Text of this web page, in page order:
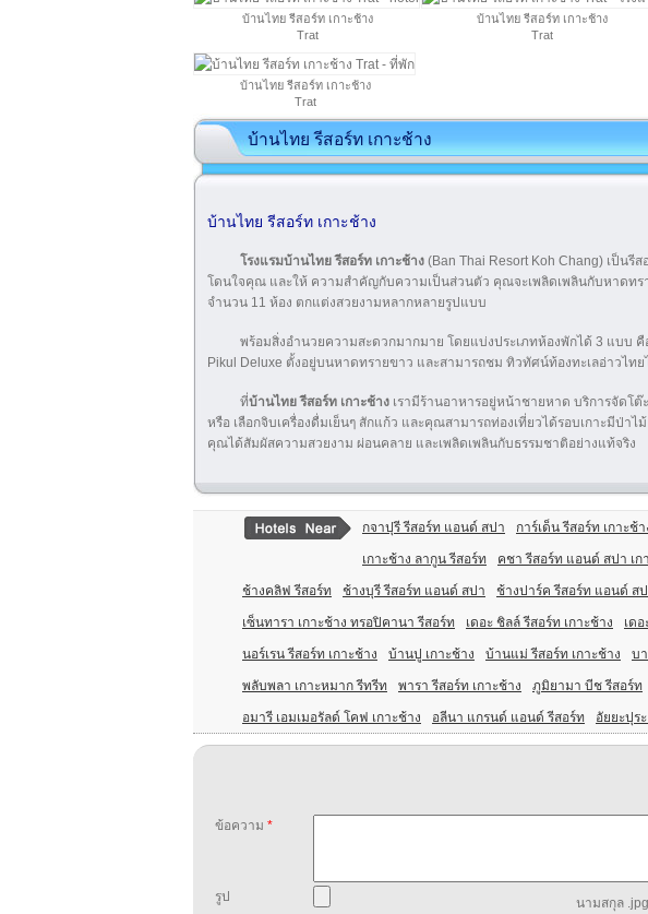
บ้านไทย รีสอร์ท เกาะช้าง
Trat
บ้านไทย รีสอร์ท เกาะช้าง
Trat
บ้านไทย รีสอร์ท เกาะช้าง
Trat
บ้านไทย รีสอร์ท เกาะช้าง
บ้านไทย รีสอร์ท เกาะช้าง
โรงแรมบ้านไทย รีสอร์ท เกาะช้าง (Ban Thai Resort Koh Chang) เป็น
โดนใจคุณ และให้ ความสำคัญกับความเป็นส่วนตัว คุณจะเพลิดเพลินกับหาดทร
จำนวน 11 ห้อง ตกแต่งสวยงามหลากหลายรูปแบบ
พร้อมสิ่งอำนวยความสะดวกมากมาย โดยแบ่งประเภทห้องพักได้ 3 แบบ คื
Pikul Deluxe ตั้งอยู่บนหาดทรายขาว และสามารถชม ทิวทัศน์ท้องทะเลอ่าวไทย
ที่บ้านไทย รีสอร์ท เกาะช้าง เรามีร้านอาหารอยู่หน้าชายหาด บริการจัดโ
หรือ เลือกจิบเครื่องดื่มเย็นๆ สักแก้ว และคุณสามารถท่องเที่ยวได้รอบเกาะมีป่า
คุณได้สัมผัสความสวยงาม ผ่อนคลาย และเพลิดเพลินกับธรรมชาติอย่างแท้จริง
กจาปุรี รีสอร์ท แอนด์ สปา การ์เด็น รีสอร์ท เกาะช้า
เกาะช้าง ลากูน รีสอร์ท คชา รีสอร์ท แอนด์ สปา เก
ช้างคลิฟ รีสอร์ท ช้างบุรี รีสอร์ท แอนด์ สปา ช้างปาร์ค รีสอร์ท แอนด์ ส
เซ็นทารา เกาะช้าง ทรอปิคานา รีสอร์ท เดอะ ชิลล์ รีสอร์ท เกาะช้าง เด
นอร์เรน รีสอร์ท เกาะช้าง บ้านปู เกาะช้าง บ้านแม่ รีสอร์ท เกาะช้าง บ
พลับพลา เกาะหมาก รีทรีท พารา รีสอร์ท เกาะช้าง ภูมิยามา บีช รีสอร์ท
อมารี เอมเมอรัลด์ โคฟ เกาะช้าง อลีนา แกรนด์ แอนด์ รีสอร์ท อัยยะปุร
ข้อความ *
รูป
นามสกุล